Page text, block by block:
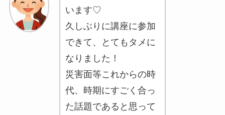
います♡
久しぶりに講座に参加
できて、とてもタメに
なりました！
災害面等これからの時
代、時期にすごく合っ
た話題であると思って